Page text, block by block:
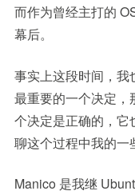
而作为曾经主打的
幕后。
事实上这段时间，我
最重要的一个决定，
个决定是正确的，它
聊这个过程中我的一
Manico 是我继